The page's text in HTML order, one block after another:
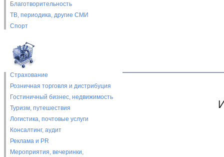
Благотворительность
ТВ, периодика, другие СМИ
Спорт
Страхование
Розничная торговля и дистрибуция
Гостиничный бизнес, недвижимость
Туризм, путешествия
Логистика, почтовые услуги
Консалтинг, аудит
Реклама и PR
Мероприятия, вечеринки,